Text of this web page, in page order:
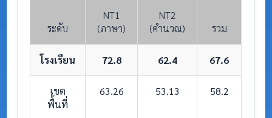
ระดับ
NT1
(ภาษา)
NT2
(คำนวณ)
รวม
โรงเรียน 72.8 62.4 67.6
เขต
พื้นที่
63.26 53.13 58.2